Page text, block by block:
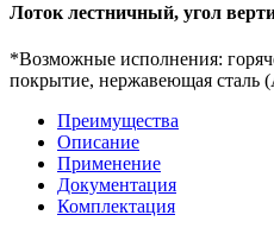
Лоток лестничный, угол
*Возможные исполнения:
покрытие, нержавеющая сталь
Преимущества
Описание
Применение
Документация
Комплектация